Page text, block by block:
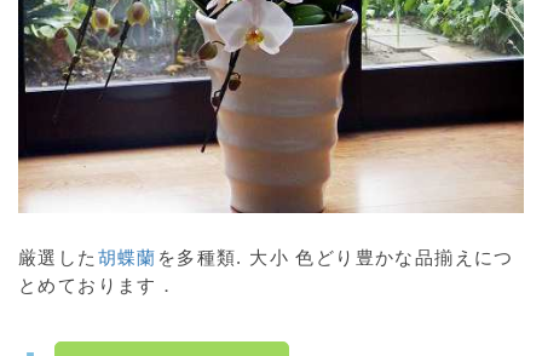
厳選した 胡蝶蘭 を多種類. 大小 色どり豊かな品揃えにつ
とめております．